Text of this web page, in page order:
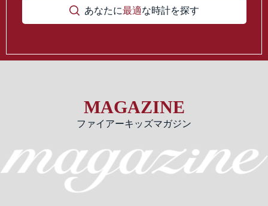
あなたに最適な時計を探す
MAGAZINE
ファイアーキッズマガジン